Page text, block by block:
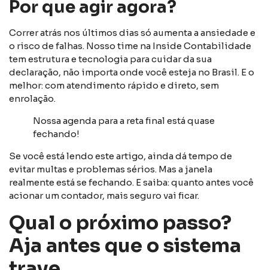
Por que agir agora?
Correr atrás nos últimos dias só aumenta a ansiedade e
o risco de falhas. Nosso time na Inside Contabilidade
tem estrutura e tecnologia para cuidar da sua
declaração, não importa onde você esteja no Brasil. E o
melhor: com atendimento rápido e direto, sem
enrolação.
Nossa agenda para a reta final está quase
fechando!
Se você está lendo este artigo, ainda dá tempo de
evitar multas e problemas sérios. Mas a janela
realmente está se fechando. E saiba: quanto antes você
acionar um contador, mais seguro vai ficar.
Qual o próximo passo?
Aja antes que o sistema